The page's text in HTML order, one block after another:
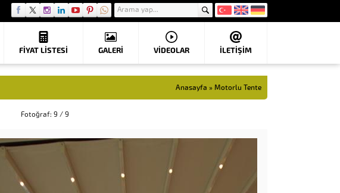
FIYAT LISTESI GALERİ VIDEOLAR İLETİŞİM
Anasayfa » Motorlu Tente
Fotoğraf: 9 / 9